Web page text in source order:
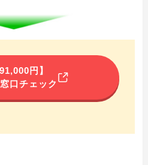
円】
口チェック